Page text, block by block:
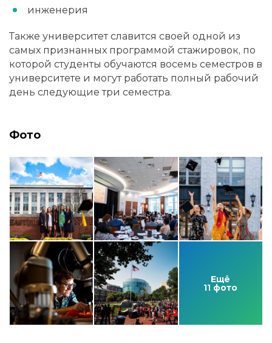
инженерия
Также университет славится своей одной из
самых признанных программой стажировок, по
которой студенты обучаются восемь семестров в
университете и могут работать полный рабочий
день следующие три семестра.
Фото
Ещё
11 фото